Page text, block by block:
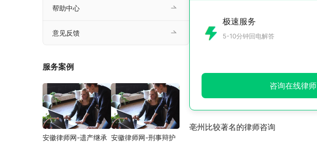
极速服务
5-10分钟回电解答
咨询在线律师
亳州比较著名的律师咨询
帮助中心
意见反馈
服务案例
安徽律师网-遗产继承 安徽律师网-刑事辩护